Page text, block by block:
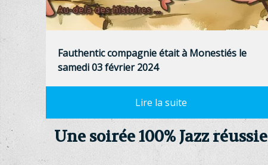
Fauthentic compagnie était à Monestiés le
samedi 03 février 2024
Une soirée 100% Jazz réussie